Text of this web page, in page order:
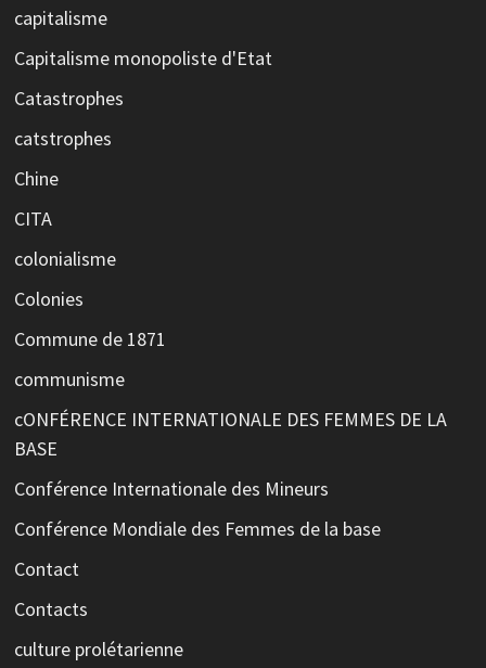
capitalisme
Capitalisme monopoliste d'Etat
Catastrophes
catstrophes
Chine
CITA
colonialisme
Colonies
Commune de 1871
communisme
cONFÉRENCE INTERNATIONALE DES FEMMES DE LA
BASE
Conférence Internationale des Mineurs
Conférence Mondiale des Femmes de la base
Contact
Contacts
culture prolétarienne